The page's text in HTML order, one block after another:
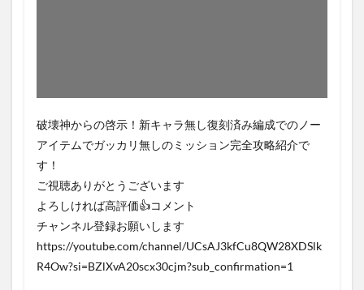
破壊神からの啓示！新キャラ無し復刻済み編成でのノー
アイテムでガッカリ無しのミッション完全攻略紹介で
す！
ご視聴ありがとうございます
よろしければ高評価👍コメント
チャンネル登録お願いします
https://youtube.com/channel/UCsAJ3kfCu8QW28XDSlk
R4Ow?si=BZlXvA20scx30cjm?sub_confirmation=1